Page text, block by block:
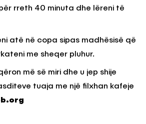
rreth 40 minuta dhe lëreni të
atë në copa sipas madhësisë që
me sheqer pluhur.
më së miri dhe u jep shije
tuaja me një filxhan kafeje